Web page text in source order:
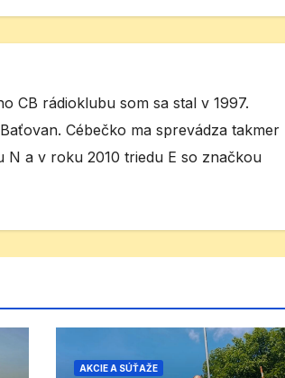
CB rádioklubu som sa stal v 1997.
Cébečko ma sprevádza takmer
N a v roku 2010 triedu E so značkou
AKCIE A SÚŤAŽE